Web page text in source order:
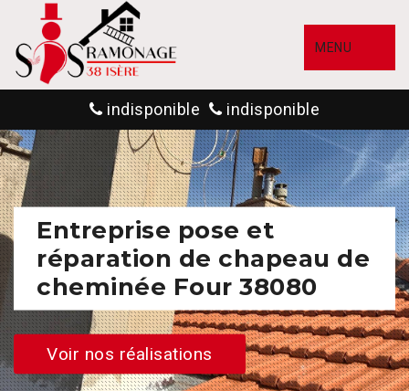
MENU
indisponible indisponible
Entreprise pose et
réparation de chapeau de
cheminée Four 38080
Voir nos réalisations